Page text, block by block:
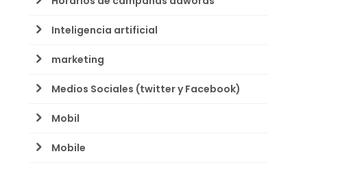
Inteligencia artificial
marketing
Medios Sociales (twitter y Facebook)
Mobil
Mobile